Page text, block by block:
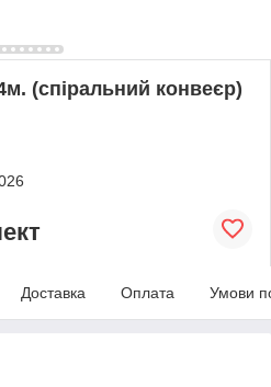
(cпіральний конвеєр)
Доставка Оплата Умови